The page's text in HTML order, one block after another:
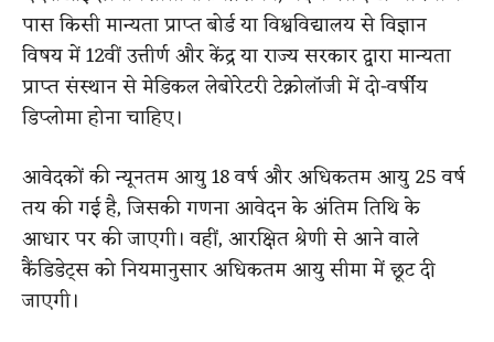
पास किसी मान्यता प्राप्त बोर्ड या विश्वविद्यालय से विज्ञान
विषय में 12वीं उत्तीर्ण और केंद्र या राज्य सरकार द्वारा मान्यता
प्राप्त संस्थान से मेडिकल लेबोरेटरी टेक्नोलॉजी में दो-वर्षीय
डिप्लोमा होना चाहिए।
आवेदकों की न्यूनतम आयु 18 वर्ष और अधिकतम आयु 25 वर्ष
तय की गई है, जिसकी गणना आवेदन के अंतिम तिथि के
आधार पर की जाएगी। वहीं, आरक्षित श्रेणी से आने वाले
कैंडिडेट्स को नियमानुसार अधिकतम आयु सीमा में छूट दी
जाएगी।